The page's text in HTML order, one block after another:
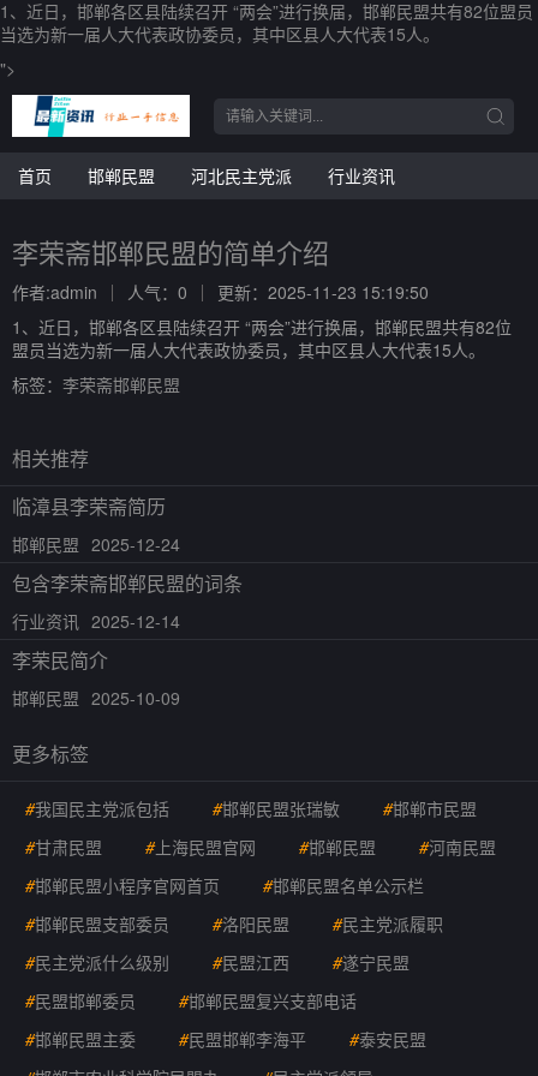
1、近日，邯郸各区县陆续召开 “两会”进行换届，邯郸民盟共有82位盟员
当选为新一届人大代表政协委员，其中区县人大代表15人。
">
首页 邯郸民盟 河北民主党派 行业资讯
李荣斋邯郸民盟的简单介绍
作者:admin 人气：0
更新：2025-11-23 15:19:50
1、近日，邯郸各区县陆续召开 “两会”进行换届，邯郸民盟共有82位
盟员当选为新一届人大代表政协委员，其中区县人大代表15人。
标签： 李荣斋邯郸民盟
相关推荐
临漳县李荣斋简历
邯郸民盟 2025-12-24
包含李荣斋邯郸民盟的词条
行业资讯 2025-12-14
李荣民简介
邯郸民盟 2025-10-09
更多标签
#我国民主党派包括 #邯郸民盟张瑞敏 #邯郸市民盟
#甘肃民盟 #上海民盟官网 #邯郸民盟 #河南民盟
#邯郸民盟小程序官网首页 #邯郸民盟名单公示栏
#邯郸民盟支部委员 #洛阳民盟 #民主党派履职
#民主党派什么级别 #民盟江西 #遂宁民盟
#民盟邯郸委员 #邯郸民盟复兴支部电话
#邯郸民盟主委 #民盟邯郸李海平 #泰安民盟